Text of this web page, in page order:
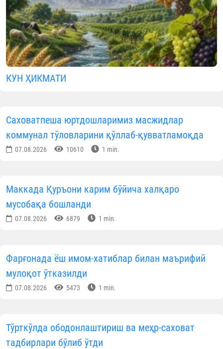
КУН ҲИКМАТИ
Саховатпеша юртдошларимиз масжидлар
коммунал тўловларини қўллаб-қувватламоқда
07.08.2026 10610 1 min.
Маккада Қуръони карим бўйича халқаро
мусобақа бошланди
07.08.2026 6879 1 min.
Фарғонада ёш имом-хатиблар билан маърифий
мулоқот ўтказилди
07.08.2026 5473 1 min.
Тўрткўлда ободонлаштириш ва меҳр-саховат
тадбирлари бўлиб ўтди